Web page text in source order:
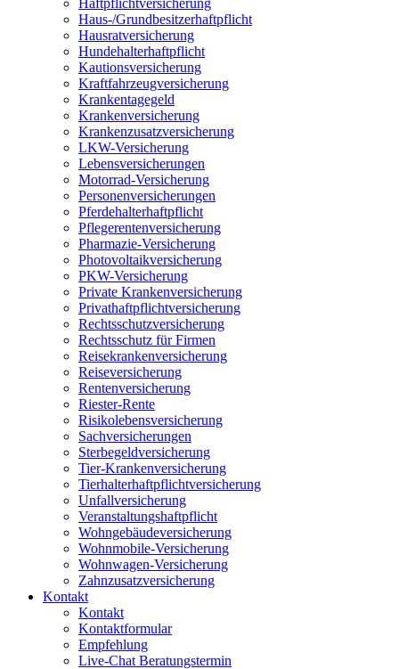
Haftpflichtversicherung
Haus-/Grundbesitzerhaftpflicht
Hausratversicherung
Hundehalterhaftpflicht
Kautionsversicherung
Kraftfahrzeugversicherung
Krankentagegeld
Krankenversicherung
Krankenzusatzversicherung
LKW-Versicherung
Lebensversicherungen
Motorrad-Versicherung
Personenversicherungen
Pferdehalterhaftpflicht
Pflegerentenversicherung
Pharmazie-Versicherung
Photovoltaikversicherung
PKW-Versicherung
Private Krankenversicherung
Privathaftpflichtversicherung
Rechtsschutzversicherung
Rechtsschutz für Firmen
Reisekrankenversicherung
Reiseversicherung
Rentenversicherung
Riester-Rente
Risikolebensversicherung
Sachversicherungen
Sterbegeldversicherung
Tier-Krankenversicherung
Tierhalterhaftpflichtversicherung
Unfallversicherung
Veranstaltungshaftpflicht
Wohngebäudeversicherung
Wohnmobile-Versicherung
Wohnwagen-Versicherung
Zahnzusatzversicherung
Kontakt
Kontakt
Kontaktformular
Empfehlung
Live-Chat Beratungstermin